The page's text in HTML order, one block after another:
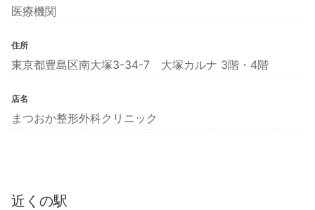
医療機関
住所
東京都豊島区南大塚3-34-7 大塚カルナ 3階・4階
店名
まつおか整形外科クリニック
近くの駅